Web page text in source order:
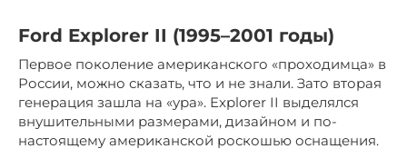
Ford Explorer II (1995–2001 годы)
Первое поколение американского «проходимца» в
России, можно сказать, что и не знали. Зато вторая
генерация зашла на «ура». Explorer II выделялся
внушительными размерами, дизайном и по-
настоящему американской роскошью оснащения.